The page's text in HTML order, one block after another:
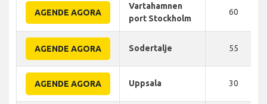
AGENDE AGORA
Vartahamnen
port Stockholm
60
AGENDE AGORA Sodertalje 55
AGENDE AGORA Uppsala 30